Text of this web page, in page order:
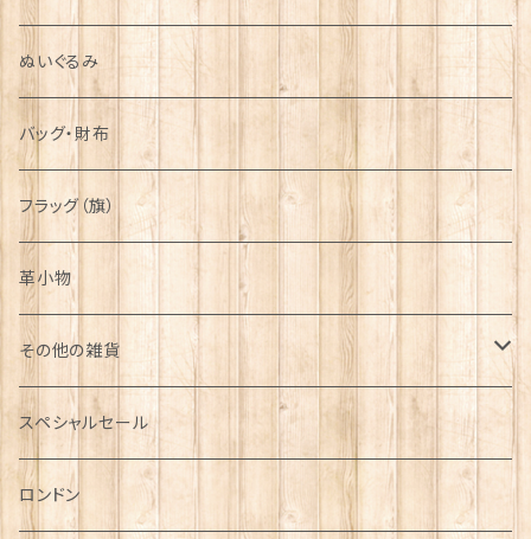
ぬいぐるみ
バッグ・財布
フラッグ（旗）
革小物
その他の雑貨
ミニカー
チャーム
スペシャルセール
ロンドン